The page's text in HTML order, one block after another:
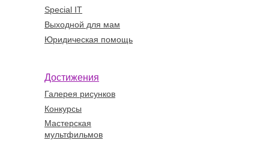
Special IT
Выходной для мам
Юридическая помощь
Достижения
Галерея рисунков
Конкурсы
Мастерская
мультфильмов